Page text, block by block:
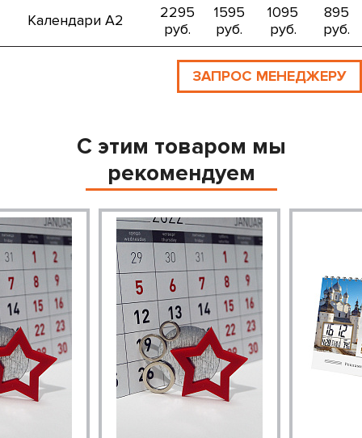
Календари А2
2295
руб.
1595
руб.
1095
руб.
895
руб.
ЗАПРОС МЕНЕДЖЕРУ
С этим товаром мы
рекомендуем